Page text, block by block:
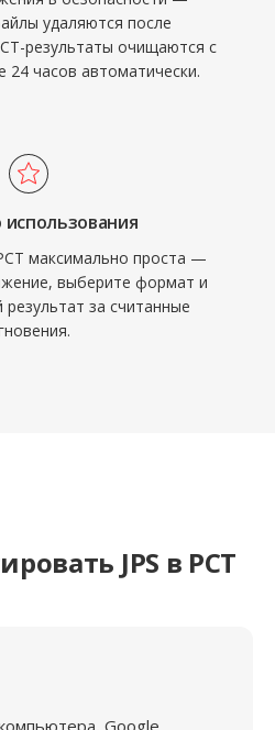
удаляются после
результаты очищаются с
24 часов автоматически.
максимально проста —
выберите формат и
за считанные
JPS в PCT
Google